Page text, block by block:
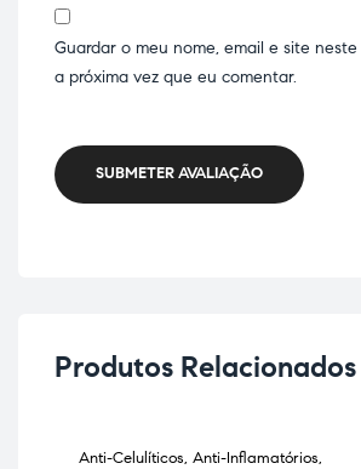
Guardar o meu nome, email e site
a próxima vez que eu comentar.
SUBMETER AVALIAÇÃO
Produtos Relacionados
Anti-Celulíticos, Anti-Inflamatórios,